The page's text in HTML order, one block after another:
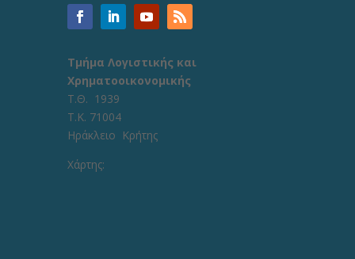
Τμήμα Λογιστικής και
Χρηματοοικονομικής
Τ.Θ. 1939
Τ.Κ. 71004
Ηράκλειο Κρήτης
Χάρτης: